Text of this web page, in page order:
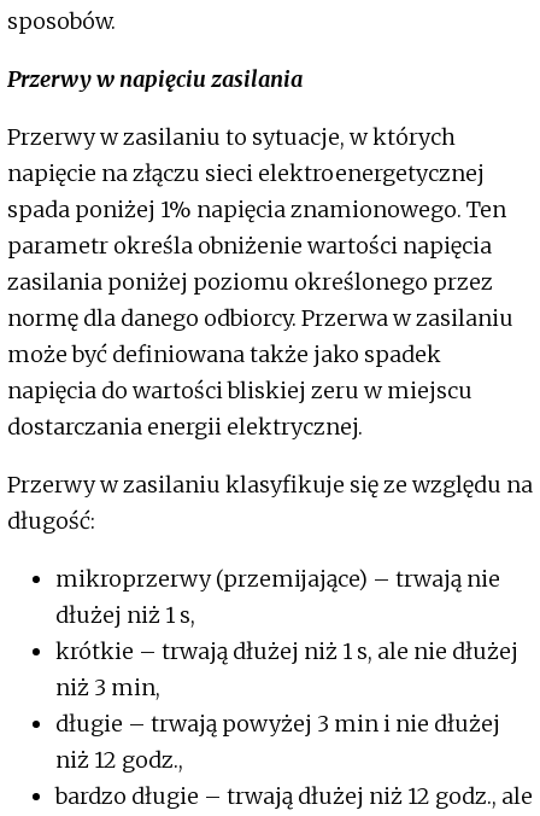
sposobów.
Przerwy w napięciu zasilania
Przerwy w zasilaniu to sytuacje, w których
napięcie na złączu sieci elektroenergetycznej
spada poniżej 1% napięcia znamionowego. Ten
parametr określa obniżenie wartości napięcia
zasilania poniżej poziomu określonego przez
normę dla danego odbiorcy. Przerwa w zasilaniu
może być definiowana także jako spadek
napięcia do wartości bliskiej zeru w miejscu
dostarczania energii elektrycznej.
Przerwy w zasilaniu klasyfikuje się ze względu na
długość:
mikroprzerwy (przemijające) – trwają nie
dłużej niż 1 s,
krótkie – trwają dłużej niż 1 s, ale nie dłużej
niż 3 min,
długie – trwają powyżej 3 min i nie dłużej
niż 12 godz.,
bardzo długie – trwają dłużej niż 12 godz., ale